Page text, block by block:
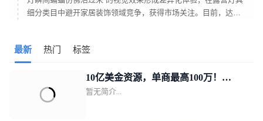
细分类目中避开家居装饰领域竞争，获得市场关注。目前，达人
动2566件商品销售。
最新 热门 标签
10亿美金资源，单商最高100万！
TikTok Shop美区POP发布新锐跨境商
暂无简介...